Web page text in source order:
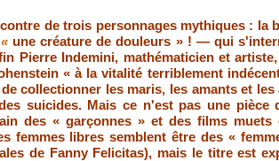
de trois personnages mythiques : la
« une créature de douleurs »! — qui
Pierre Indemini, mathématicien et
« à la vitalité terriblement
collectionner les maris, les amants et
suicides. Mais ce n'est pas une pièce
des « garçonnes » et des films
femmes libres semblent être des «
de Fanny Felicitas), mais le titre est